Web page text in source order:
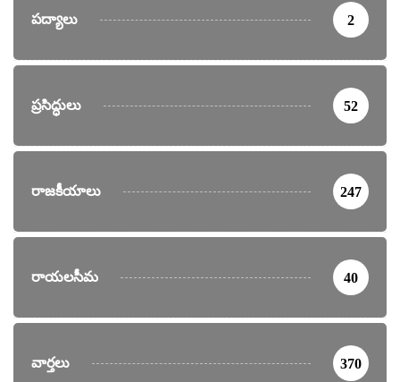
పద్యాలు 2
ప్రసిద్ధులు 52
రాజకీయాలు 247
రాయలసీమ 40
వార్తలు 370